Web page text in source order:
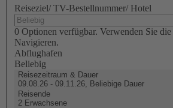
Reiseziel/ TV-Bestellnummer/ Hotel
0 Optionen verfügbar. Verwenden Sie
Navigieren.
Abflughafen
Beliebig
Reisezeitraum & Dauer
09.08.26 - 09.11.26, Beliebige Dauer
Reisende
2 Erwachsene